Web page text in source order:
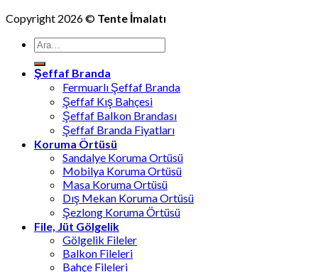
Copyright 2026 © Tente İmalatı
Ara:
Şeffaf Branda
Fermuarlı Şeffaf Branda
Şeffaf Kış Bahçesi
Şeffaf Balkon Brandası
Şeffaf Branda Fiyatları
Koruma Örtüsü
Sandalye Koruma Ortüsü
Mobilya Koruma Ortüsü
Masa Koruma Ortüsü
Dış Mekan Koruma Ortüsü
Şezlong Koruma Örtüsü
File, Jüt Gölgelik
Gölgelik Fileler
Balkon Fileleri
Bahçe Fileleri